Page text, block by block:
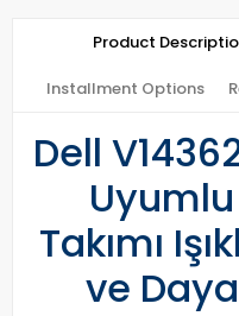
Product
Installment Options
Dell
Takımı
ve